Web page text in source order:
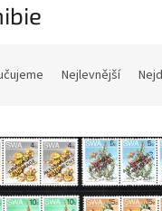
Nejlevnější